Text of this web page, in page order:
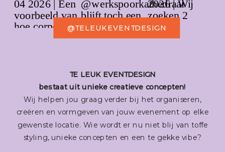
@TELEUKEVENTDESIGN
TE LEUK EVENTDESIGN
bestaat uit unieke creatieve concepten!
Wij helpen jou graag verder bij het organiseren,
creëren en vormgeven van jouw evenement op elke
gewenste locatie. Wie wordt er nu niet blij van toffe
styling, unieke concepten en een te gekke vibe?